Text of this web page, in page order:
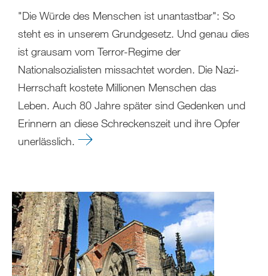
"Die Würde des Menschen ist unantastbar": So
steht es in unserem Grundgesetz. Und genau dies
ist grausam vom Terror-Regime der
Nationalsozialisten missachtet worden. Die Nazi-
Herrschaft kostete Millionen Menschen das
Leben. Auch 80 Jahre später sind Gedenken und
Erinnern an diese Schreckenszeit und ihre Opfer
unerlässlich.